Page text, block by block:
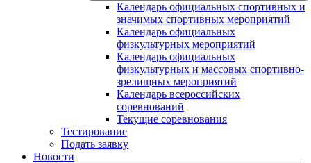
Календарь официальных спортивных и
значимых спортивных мероприятий
Календарь официальных
физкультурных мероприятий
Календарь официальных
физкультурных и массовых спортивно-
зрелищных мероприятий
Календарь всероссийских
соревнований
Текущие соревнования
Тестирование
Подать заявку
Новости